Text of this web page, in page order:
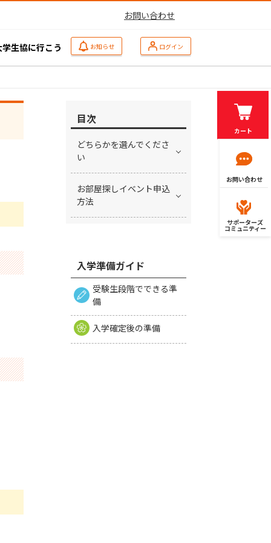
お問い合わせ
学生協に行こう お知らせ ログイン
目次
どちらかを選んでくださ
い
お部屋探しイベント申込
方法
入学準備ガイド
受験生段階でできる準
備
入学確定後の準備
カート
お問い合わせ
サポーターズ
コミュニティー